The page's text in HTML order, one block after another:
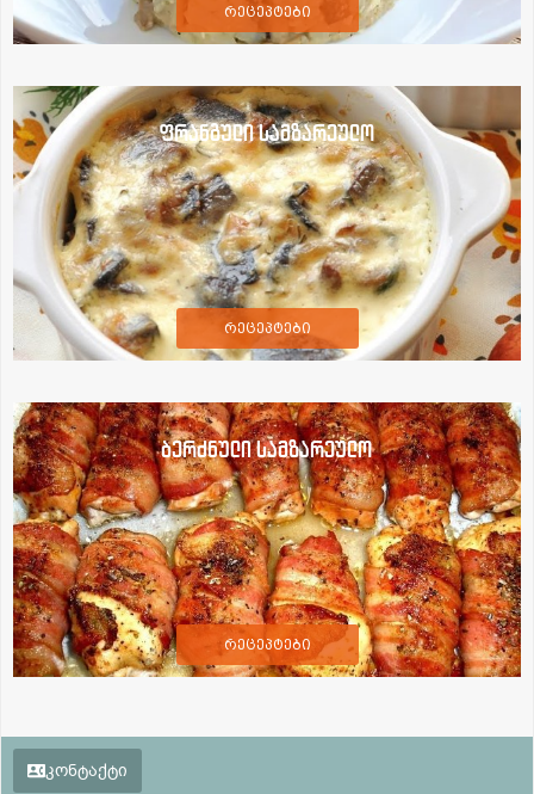
რეცეპტები
ფრანგული სამზარეულო
რეცეპტები
ბერძნული სამზარეულო
რეცეპტები
კონტაქტი